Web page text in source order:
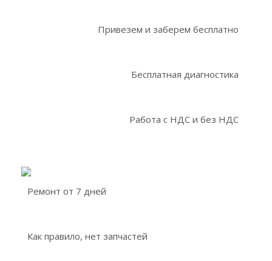
Привезем и заберем бесплатно
Бесплатная диагностика
Работа с НДС и без НДС
Ремонт от 7 дней
Как правило, нет запчастей